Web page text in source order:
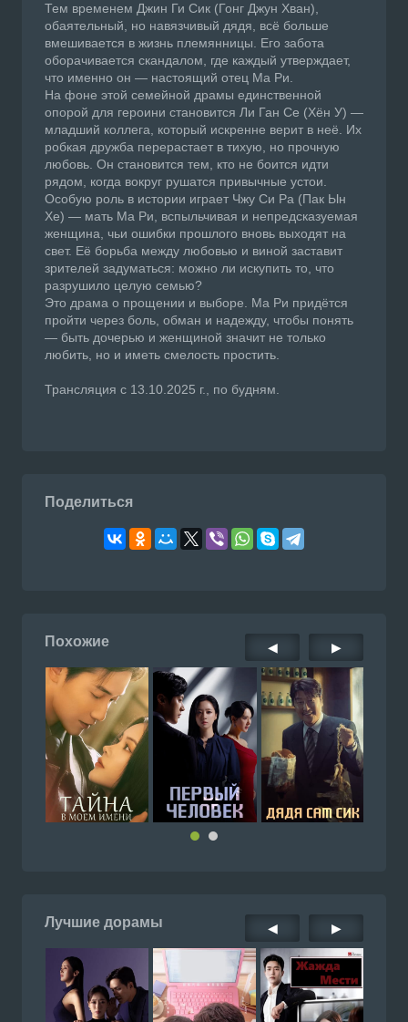
Тем временем Джин Ги Сик (Гонг Джун Хван),
обаятельный, но навязчивый дядя, всё больше
вмешивается в жизнь племянницы. Его забота
оборачивается скандалом, где каждый утверждает,
что именно он — настоящий отец Ма Ри.
На фоне этой семейной драмы единственной
опорой для героини становится Ли Ган Се (Хён У) —
младший коллега, который искренне верит в неё. Их
робкая дружба перерастает в тихую, но прочную
любовь. Он становится тем, кто не боится идти
рядом, когда вокруг рушатся привычные устои.
Особую роль в истории играет Чжу Си Ра (Пак Ын
Хе) — мать Ма Ри, вспыльчивая и непредсказуемая
женщина, чьи ошибки прошлого вновь выходят на
свет. Её борьба между любовью и виной заставит
зрителей задуматься: можно ли искупить то, что
разрушило целую семью?
Это драма о прощении и выборе. Ма Ри придётся
пройти через боль, обман и надежду, чтобы понять
— быть дочерью и женщиной значит не только
любить, но и иметь смелость простить.
Трансляция с 13.10.2025 г., по будням.
Поделиться
Похожие ◀ ▶
Лучшие дорамы ◀ ▶